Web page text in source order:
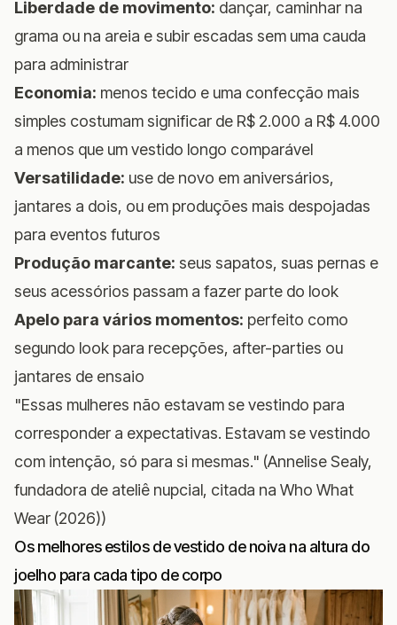
Liberdade de movimento: dançar, caminhar na
grama ou na areia e subir escadas sem uma cauda
para administrar
Economia: menos tecido e uma confecção mais
simples costumam significar de R$ 2.000 a R$ 4.000
a menos que um vestido longo comparável
Versatilidade: use de novo em aniversários,
jantares a dois, ou em produções mais despojadas
para eventos futuros
Produção marcante: seus sapatos, suas pernas e
seus acessórios passam a fazer parte do look
Apelo para vários momentos: perfeito como
segundo look para recepções, after-parties ou
jantares de ensaio
"Essas mulheres não estavam se vestindo para
corresponder a expectativas. Estavam se vestindo
com intenção, só para si mesmas." (Annelise Sealy,
fundadora de ateliê nupcial, citada na Who What
Wear (2026))
Os melhores estilos de vestido de noiva na altura do
joelho para cada tipo de corpo